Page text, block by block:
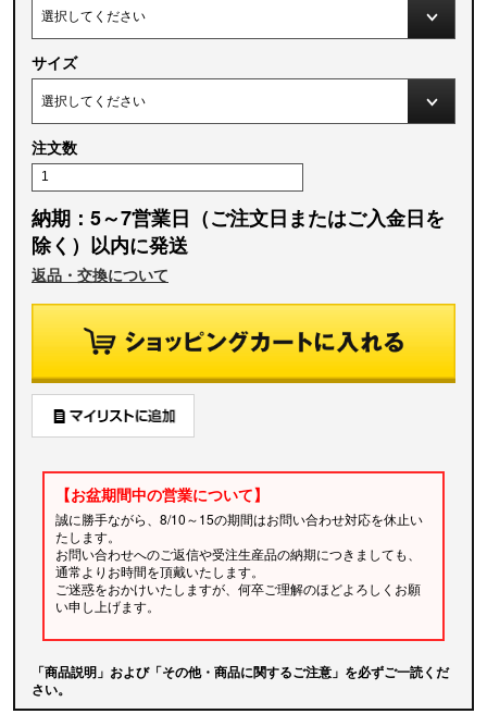
サイズ
注文数
納期：5～7営業日（ご注文日またはご入金日を
除く）以内に発送
返品・交換について
【お盆期間中の営業について】
誠に勝手ながら、8/10～15の期間はお問い合わせ対応を休止い
たします。
お問い合わせへのご返信や受注生産品の納期につきましても、
通常よりお時間を頂戴いたします。
ご迷惑をおかけいたしますが、何卒ご理解のほどよろしくお願
い申し上げます。
「商品説明」および「その他・商品に関するご注意」を必ずご一読くだ
さい。